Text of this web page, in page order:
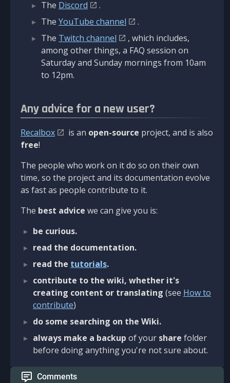
The Discord
.
The YouTube channel
.
The Twitch channel
, which includes,
among other things, a FAQ session on
Saturday and Sunday mornings from 10am
to 12pm.
Any advice for a new user?
Recalbox is an open-source project, and is also
free!
The people who work on it do so on their own
time, so the project and its documentation evolve
as fast as people contribute to it.
The best advice we can give you is:
be curious.
read the documentation.
read the tutorials.
contribute to the wiki, whether it's
creating content or translating (see How to
contribute)
do some searching on the Wiki.
always make a backup of your share folder
before doing anything you're not sure about.
Comments